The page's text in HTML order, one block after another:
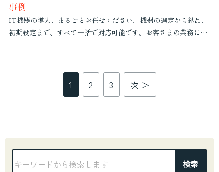
ートします。豊富なインフラ構築の実績を活かし、最適な機器選
定と安心の運用体制をご提案します。 今月のおすすめ商品 取り
扱い製...
事例
IT機器の導入、まるごとお任せください。機器の選定から納品、
初期設定まで、すべて一括で対応可能です。お客さまの業務に最
適なIT環境を、スムーズかつ確実にご提供します。
1 2 3 次 ＞